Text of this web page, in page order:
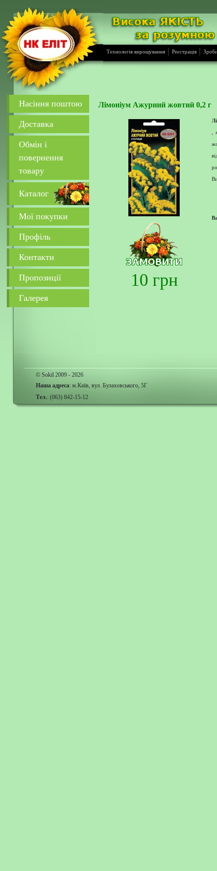
Технологія вирощування Реєстрація
Насіння поштою
Доставка
Обмін і
повернення
товару
Каталог
Мої покупки
Профіль
Контакти
Пропозиції
Галерея
Лімоніум Ажурний жовтий 0,2 г
10 грн
,
© Sokil 2009 - 2026
Наша адреса: м.Київ, вул. Булаховського, 5Г
Тел.: (063) 842-15-12